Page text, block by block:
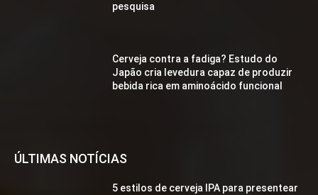
pesquisa
Cerveja contra a fadiga? Estudo do
Japão cria levedura capaz de produzir
bebida rica em aminoácido funcional
ÚLTIMAS NOTÍCIAS
5 estilos de cerveja IPA para presentear